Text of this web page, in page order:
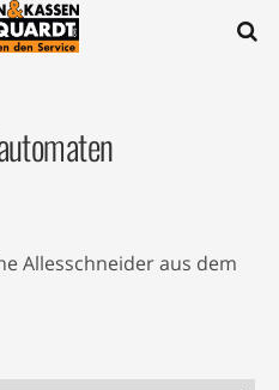
Allesschneider aus dem